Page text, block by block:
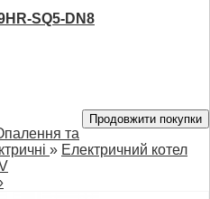
SQ5-DN8
Продовжити покупки
та
» Електричний котел